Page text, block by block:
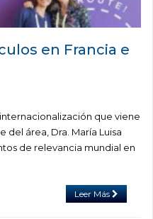
en Francia e
que viene
del área, Dra. María Luisa
de relevancia mundial en
Leer Más